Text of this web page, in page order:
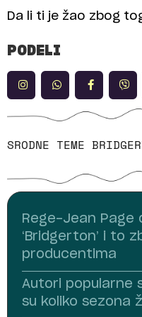
Da li ti je žao zbog
PODELI
SRODNE TEME
Rege-Jean Page
‘Bridgerton’ i to
producentima
Autori popularne
su koliko sezona